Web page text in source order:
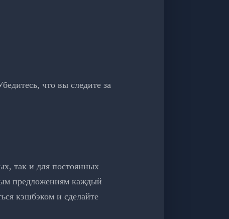
что вы следите за
так и для постоянных
предложениям каждый
кэшбэком и сделайте